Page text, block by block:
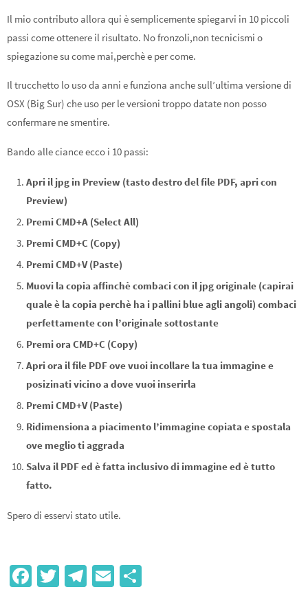
Il mio contributo allora qui è semplicemente spiegarvi in 10 piccoli
passi come ottenere il risultato. No fronzoli,non tecnicismi o
spiegazione su come mai,perchè e per come.
Il trucchetto lo uso da anni e funziona anche sull’ultima versione di
OSX (Big Sur) che uso per le versioni troppo datate non posso
confermare ne smentire.
Bando alle ciance ecco i 10 passi:
Apri il jpg in Preview (tasto destro del file PDF, apri con
Preview)
Premi CMD+A (Select All)
Premi CMD+C (Copy)
Premi CMD+V (Paste)
Muovi la copia affinchè combaci con il jpg originale (capirai
quale è la copia perchè ha i pallini blue agli angoli) combaci
perfettamente con l’originale sottostante
Premi ora CMD+C (Copy)
Apri ora il file PDF ove vuoi incollare la tua immagine e
posizinati vicino a dove vuoi inserirla
Premi CMD+V (Paste)
Ridimensiona a piacimento l’immagine copiata e spostala
ove meglio ti aggrada
Salva il PDF ed è fatta inclusivo di immagine ed è tutto
fatto.
Spero di esservi stato utile.
Fa T
Te E